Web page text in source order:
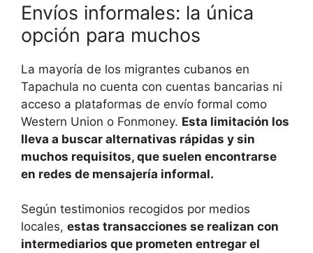
Envíos informales: la única
opción para muchos
La mayoría de los migrantes cubanos en
Tapachula no cuenta con cuentas bancarias ni
acceso a plataformas de envío formal como
Western Union o Fonmoney. Esta limitación los
lleva a buscar alternativas rápidas y sin
muchos requisitos, que suelen encontrarse
en redes de mensajería informal.
Según testimonios recogidos por medios
locales, estas transacciones se realizan con
intermediarios que prometen entregar el